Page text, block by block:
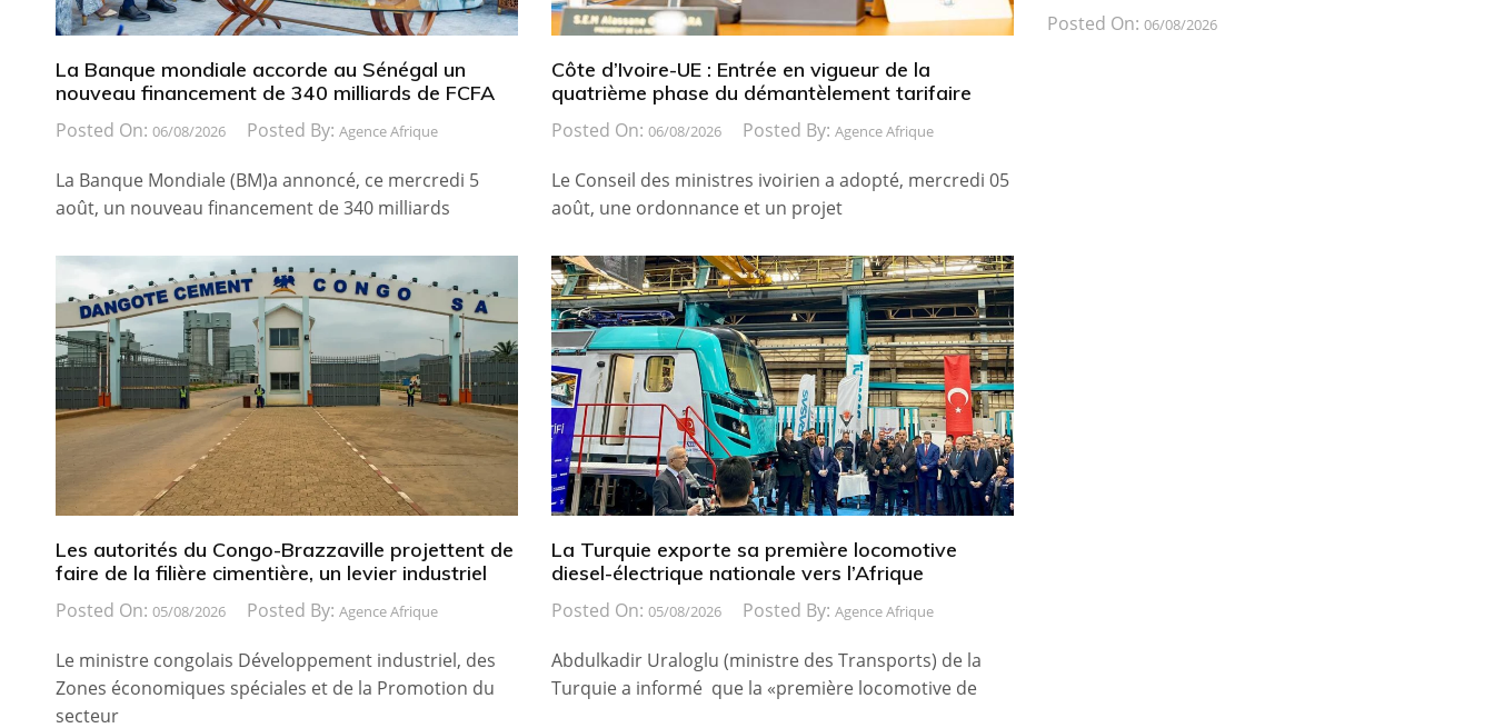
La Banque mondiale accorde au Sénégal un
nouveau financement de 340 milliards de FCFA
Posted On: 06/08/2026 Posted By: Agence Afrique
La Banque Mondiale (BM)a annoncé, ce mercredi 5
août, un nouveau financement de 340 milliards
Côte d’Ivoire-UE : Entrée en vigueur de la
quatrième phase du démantèlement tarifaire
Posted On: 06/08/2026 Posted By: Agence Afrique
Le Conseil des ministres ivoirien a adopté, mercredi 05
août, une ordonnance et un projet
Les autorités du Congo-Brazzaville projettent de
faire de la filière cimentière, un levier industriel
Posted On: 05/08/2026 Posted By: Agence Afrique
Le ministre congolais Développement industriel, des
Zones économiques spéciales et de la Promotion du
secteur
La Turquie exporte sa première locomotive
diesel-électrique nationale vers l’Afrique
Posted On: 05/08/2026 Posted By: Agence Afrique
Abdulkadir Uraloglu (ministre des Transports) de la
Turquie a informé que la «première locomotive de
Posted On: 06/08/2026